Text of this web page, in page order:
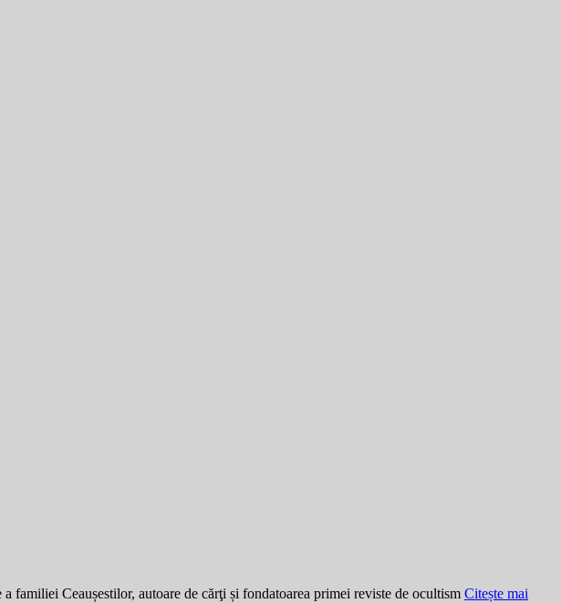
familiei Ceaușestilor, autoare de cărţi și fondatoarea primei reviste de ocultism Citește mai